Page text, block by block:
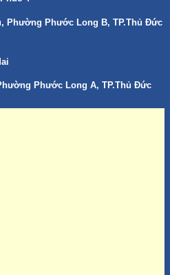
Phường Phước Long B, TP.Thủ Đức
Phước Long A, TP.Thủ Đức